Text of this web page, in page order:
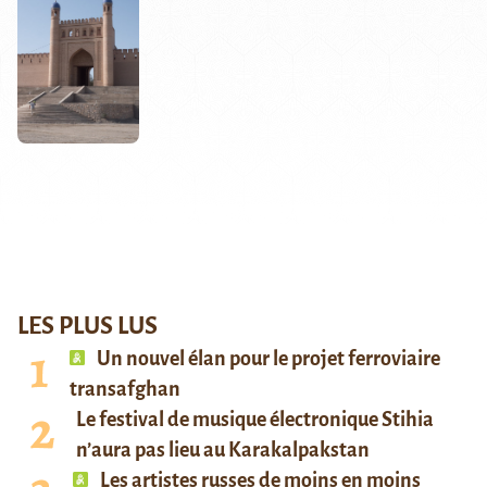
LES PLUS LUS
Un nouvel élan pour le projet ferroviaire
transafghan
Le festival de musique électronique Stihia
n’aura pas lieu au Karakalpakstan
Les artistes russes de moins en moins